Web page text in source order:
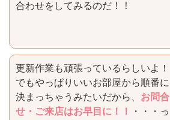
合わせをしてみるのだ！！
更新作業も頑張っているらしいよ！
でもやっぱりいいお部屋から順番に
決まっちゃうみたいだから、 お問合
せ・ご来店はお早目に！！
・・・っ